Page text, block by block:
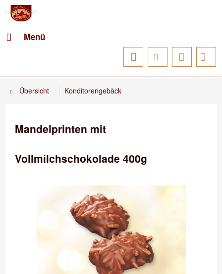
Menü
Übersicht Konditorengebäck
Mandelprinten mit
Vollmilchschokolade 400g